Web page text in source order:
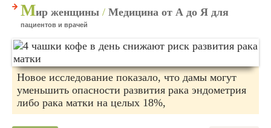
Мир женщины / Медицина от А до Я для
пациентов и врачей
Новое исследование показало, что дамы могут
уменьшить опасности развития рака эндометрия
либо рака матки на целых 18%,